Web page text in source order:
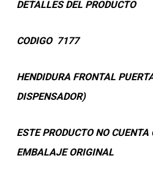
DETALLES DEL PRODUCTO
CODIGO 7177
HENDIDURA FRONTAL
DISPENSADOR)
ESTE PRODUCTO NO CUENTA
EMBALAJE ORIGINAL